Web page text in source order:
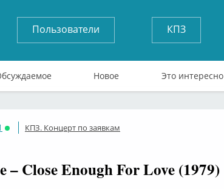
Пользователи КПЗ
Новое Это интересно
Онлайн
КПЗ. Концерт по заявкам
– Close Enough For Love (1979)